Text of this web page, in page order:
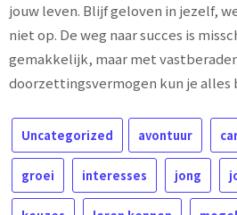
jouw leven. Blijf geloven in jezelf,
niet op. De weg naar succes is
gemakkelijk, maar met
doorzettingsvermogen kun je alles
Uncategorized avontuur
groei interesses jong